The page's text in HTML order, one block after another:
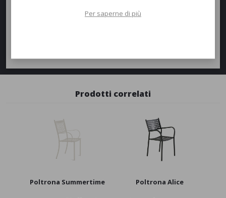
Prodotti correlati
Poltrona Summertime Poltrona Alice
Per saperne di più